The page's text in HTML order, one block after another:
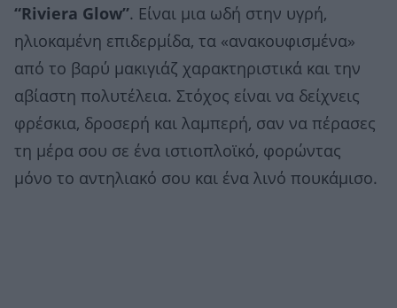
“Riviera Glow”. Είναι μια ωδή στην υγρή,
ηλιοκαμένη επιδερμίδα, τα «ανακουφισμένα»
από το βαρύ μακιγιάζ χαρακτηριστικά και την
αβίαστη πολυτέλεια. Στόχος είναι να δείχνεις
φρέσκια, δροσερή και λαμπερή, σαν να πέρασες
τη μέρα σου σε ένα ιστιοπλοϊκό, φορώντας
μόνο το αντηλιακό σου και ένα λινό πουκάμισο.